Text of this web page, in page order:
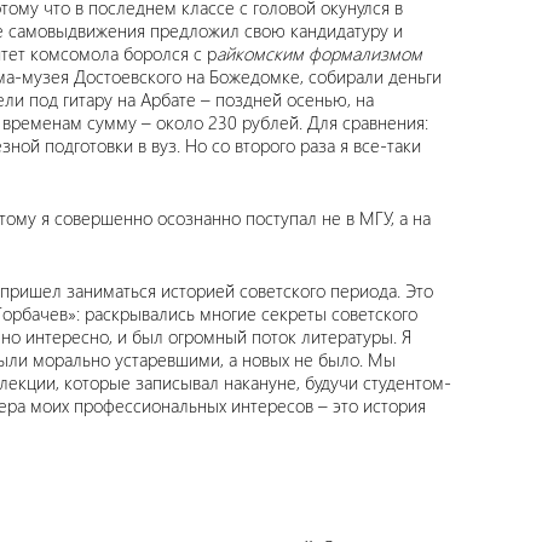
что в последнем классе с головой окунулся в
предложил свою кандидатуру и
комсомола боролся с райкомским формализмом
музея Достоевского на Божедомке, собирали деньги
под гитару на Арбате – поздней осенью, на
сумму – около 230 рублей. Для сравнения:
подготовки в вуз. Но со второго раза я все-таки
я совершенно осознанно поступал не в МГУ, а на
заниматься историей советского периода. Это
раскрывались многие секреты советского
интересно, и был огромный поток литературы. Я
морально устаревшими, а новых не было. Мы
которые записывал накануне, будучи студентом-
моих профессиональных интересов – это история